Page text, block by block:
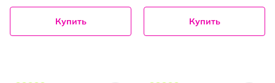
Купить Купить